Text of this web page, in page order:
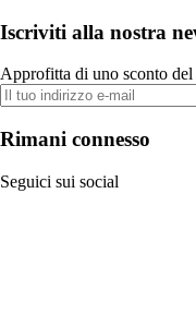
Iscriviti alla nostra
Approfitta di uno sconto
Rimani connesso
Seguici sui social